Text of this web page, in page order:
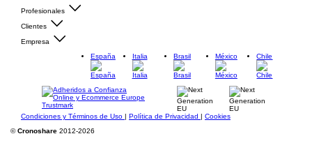
Profesionales
Clientes
Empresa
España
Italia Brasil México Chile
Condiciones y Términos de Uso | Política de Privacidad | Cookies
©Cronoshare 2012-2026